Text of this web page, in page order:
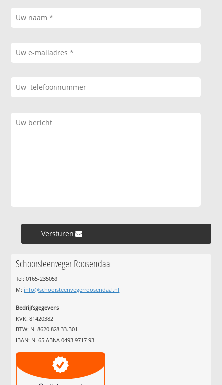
Versturen »
Schoorsteenveger Roosendaal
Tel: 0165-235053
M: info@schoorsteenvegerroosendaal.nl
Bedrijfsgegevens
KVK: 81420382
BTW: NL8620.828.33.B01
IBAN: NL65 ABNA 0493 9717 93